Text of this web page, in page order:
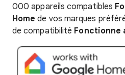
000 appareils compatibles
Home de vos marques
de compatibilité Fonctionne